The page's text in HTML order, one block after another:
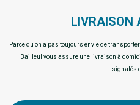
LIVRAISON
Parce qu'on a pas toujours envie de
Bailleul vous assure une livraison à
signalés